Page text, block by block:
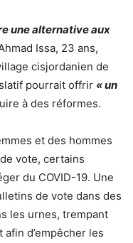
une alternative aux
Issa, 23 ans,
cisjordanien de
pourrait offrir « un
à des réformes.
et des hommes
vote, certains
du COVID-19. Une
de vote dans des
les urnes, trempant
d’empêcher les